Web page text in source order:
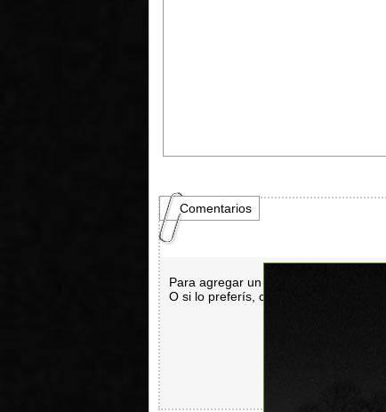
Comentarios
Para agregar un comentario es
O si lo preferís, con